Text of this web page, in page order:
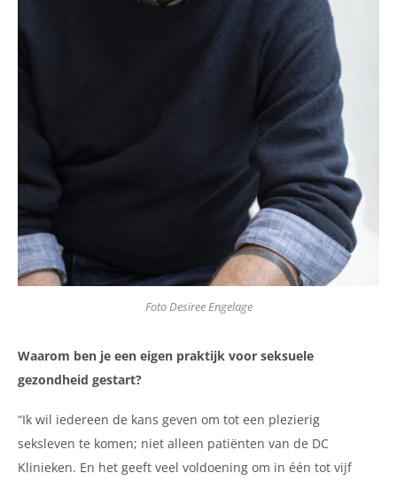
Foto Desiree Engelage
Waarom ben je een eigen praktijk voor seksuele
gezondheid gestart?
“Ik wil iedereen de kans geven om tot een plezierig
seksleven te komen; niet alleen patiënten van de DC
Klinieken. En het geeft veel voldoening om in één tot vijf